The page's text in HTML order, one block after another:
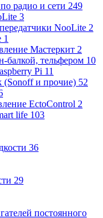
радио и сети 249
3
NooLite 2
1
Мастеркит 2
балкой, тельфером 10
Pi 11
и прочие) 52
EctoControl 2
life 103
36
29
постоянного